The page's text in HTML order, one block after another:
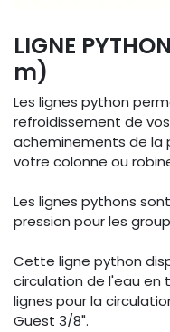
LIGNE
m)
Les lignes python
refroidissement de
acheminements de la
votre colonne ou
Les lignes pythons
pression pour les
Cette ligne python
circulation de l'eau en
lignes pour la
Guest 3/8".